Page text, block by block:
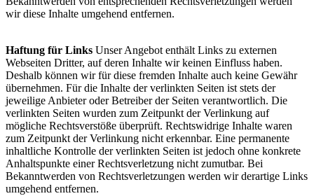
wir diese Inhalte umgehend entfernen.
Haftung für Links Unser Angebot enthält Links zu externen
Webseiten Dritter, auf deren Inhalte wir keinen Einfluss haben.
Deshalb können wir für diese fremden Inhalte auch keine Gewähr
übernehmen. Für die Inhalte der verlinkten Seiten ist stets der
jeweilige Anbieter oder Betreiber der Seiten verantwortlich. Die
verlinkten Seiten wurden zum Zeitpunkt der Verlinkung auf
mögliche Rechtsverstöße überprüft. Rechtswidrige Inhalte waren
zum Zeitpunkt der Verlinkung nicht erkennbar. Eine permanente
inhaltliche Kontrolle der verlinkten Seiten ist jedoch ohne konkrete
Anhaltspunkte einer Rechtsverletzung nicht zumutbar. Bei
Bekanntwerden von Rechtsverletzungen werden wir derartige Links
umgehend entfernen.